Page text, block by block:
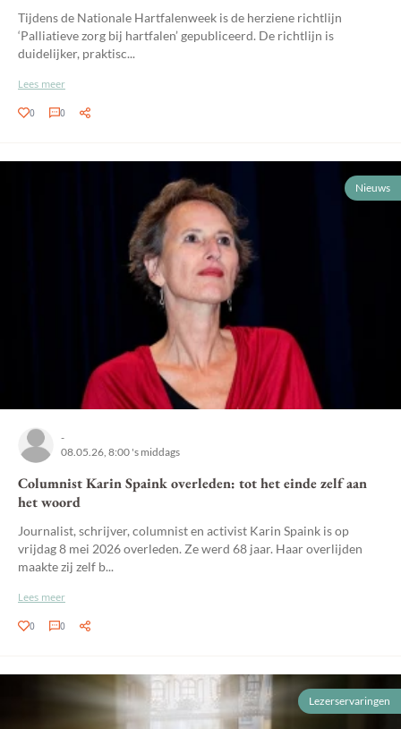
Tijdens de Nationale Hartfalenweek is de herziene richtlijn
‘Palliatieve zorg bij hartfalen’ gepubliceerd. De richtlijn is
duidelijker, praktisc...
Lees meer
0 0
Nieuws
-
08.05.26, 8:00 's middags
Columnist Karin Spaink overleden: tot het einde zelf aan
het woord
Journalist, schrijver, columnist en activist Karin Spaink is op
vrijdag 8 mei 2026 overleden. Ze werd 68 jaar. Haar overlijden
maakte zij zelf b...
Lees meer
0 0
Lezerservaringen